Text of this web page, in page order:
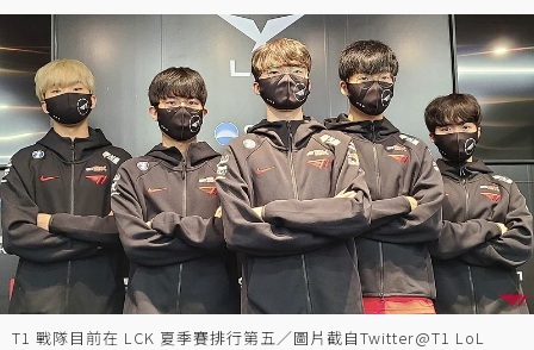
T1 戰隊目前在 LCK 夏季賽排行第五／圖片截自Twitter@T1 LoL